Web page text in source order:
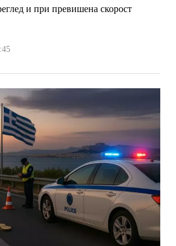
и при превишена скорост